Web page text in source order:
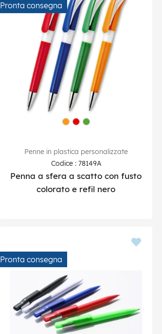
Pronta consegna
Penne in plastica personalizzate
Codice : 78149A
Penna a sfera a scatto con fusto
colorato e refil nero
Pronta consegna